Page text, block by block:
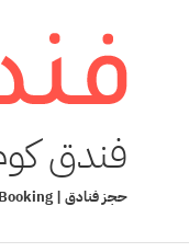
فندق
حجز فنادق | Online Hotels Booking